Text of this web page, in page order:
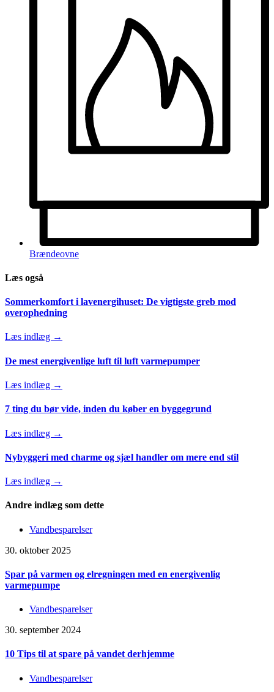
Brændeovne
Læs også
Sommerkomfort i lavenergihuset: De vigtigste greb mod
overophedning
Læs indlæg →
De mest energivenlige luft til luft varmepumper
Læs indlæg →
7 ting du bør vide, inden du køber en byggegrund
Læs indlæg →
Nybyggeri med charme og sjæl handler om mere end stil
Læs indlæg →
Andre indlæg som dette
Vandbesparelser
30. oktober 2025
Spar på varmen og elregningen med en energivenlig
varmepumpe
Vandbesparelser
30. september 2024
10 Tips til at spare på vandet derhjemme
Vandbesparelser